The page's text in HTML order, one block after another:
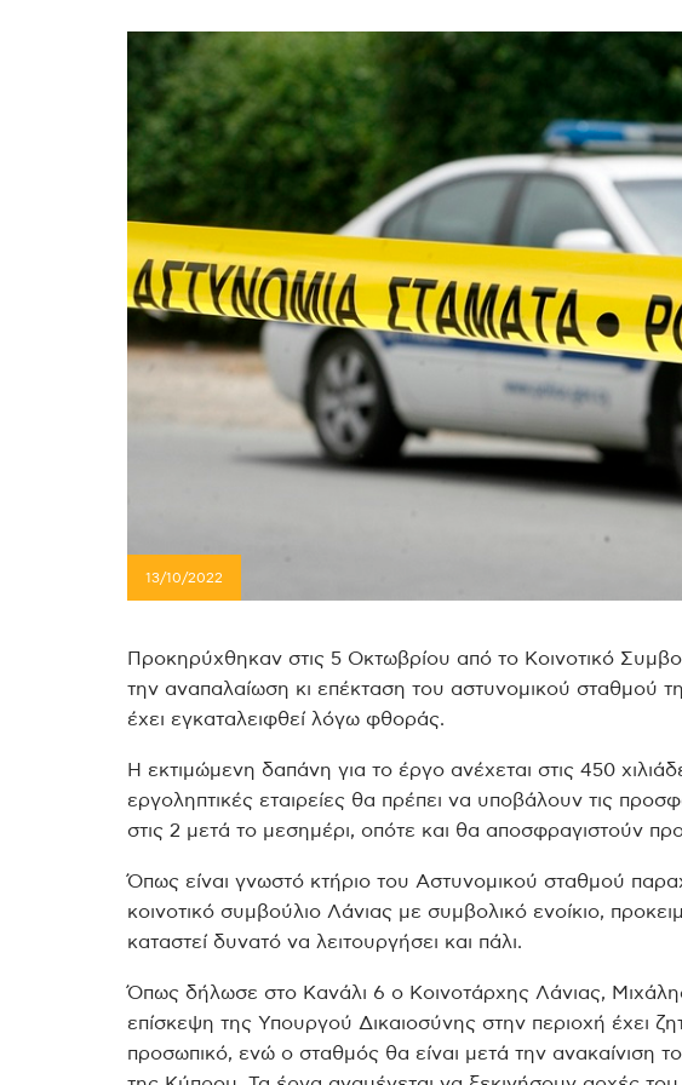
13/10/2022
Προκηρύχθηκαν στις 5 Οκτωβρίου από το Κοινοτικό
την αναπαλαίωση κι επέκταση του αστυνομικού σταθμού
έχει εγκαταλειφθεί λόγω φθοράς.
Η εκτιμώμενη δαπάνη για το έργο ανέχεται στις 450
εργοληπτικές εταιρείες θα πρέπει να υποβάλουν τις
στις 2 μετά το μεσημέρι, οπότε και θα αποσφραγιστούν
Όπως είναι γνωστό κτήριο του Αστυνομικού σταθμού
κοινοτικό συμβούλιο Λάνιας με συμβολικό ενοίκιο,
καταστεί δυνατό να λειτουργήσει και πάλι.
Όπως δήλωσε στο Κανάλι 6 ο Κοινοτάρχης Λάνιας,
επίσκεψη της Υπουργού Δικαιοσύνης στην περιοχή έχει
προσωπικό, ενώ ο σταθμός θα είναι μετά την ανακαίνιση